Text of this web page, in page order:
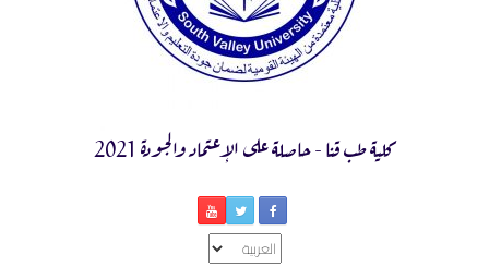
كلية طب قنا - حاصلة على الإعتماد والجودة 2021
اختر
لغة